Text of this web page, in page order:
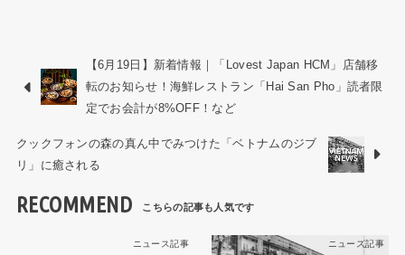
【6月19日】新着情報｜「Lovest Japan HCM」店舗移
転のお知らせ！海鮮レストラン「Hai San Pho」読者限
定でお会計が8%OFF！など
クックフォンの森の真ん中でみつけた「ベトナムのジブ
リ」に癒される
RECOMMEND
ニュース記事 ニュース記事